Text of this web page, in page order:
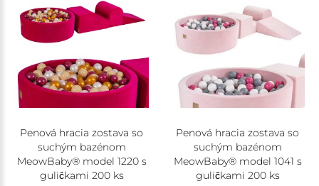
Penová hracia zostava so
suchým bazénom
MeowBaby® model 1220 s
guličkami 200 ks
Penová hracia zostava so
suchým bazénom
MeowBaby® model 1041 s
guličkami 200 ks